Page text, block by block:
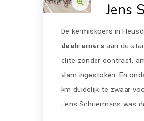
Jens
De kermiskoers in
deelnemers aan de
elite zonder contract,
vlam ingestoken. En
km duidelijk te zwaar
Jens Schuermans was